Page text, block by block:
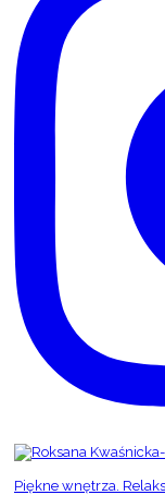
Piękne wnętrza.